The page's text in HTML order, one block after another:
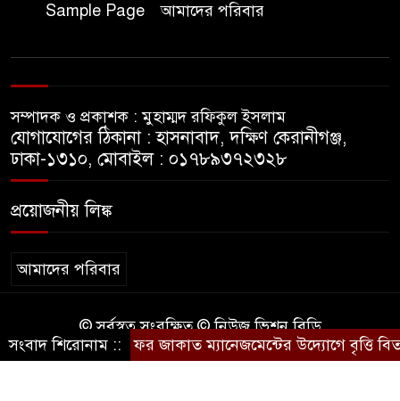
রাষ্ট্রবিরোধী গোপন কর্মকাণ্ডে’র দায়ে
ইসলামপুরে ‘জুলাই গণঅভ্যুত্থান
দিবস উপলক্ষ্যে আলোচনা সভা ও
সংবর্ধনা অনুষ্ঠান অনুষ্ঠিত
ইসলামপুর: রক্তে কেনা নতুন ভোরে
স্মরণের বাঁধভাঙা উচ্ছ্বাস
Sample Page আমাদের পরিবার
সম্পাদক ও প্রকাশক : মুহাম্মদ রফিকুল ইসলাম
যোগাযোগের ঠিকানা : হাসনাবাদ, দক্ষিণ কেরানীগঞ্জ,
ঢাকা-১৩১০, মোবাইল : ০১৭৮৯৩৭২৩২৮
প্রয়োজনীয় লিঙ্ক
আমাদের পরিবার
© সর্বস্বত্ব সংরক্ষিত © নিউজ ভিশন বিডি
কারিগরি সহযোগিতায়ঃBD IT
সংবাদ শিরোনাম ::
কুবিতে সেন্টার ফর জাকাত ম্যানেজমেন্টের উদ্যোগে বৃত্তি বিতরণ